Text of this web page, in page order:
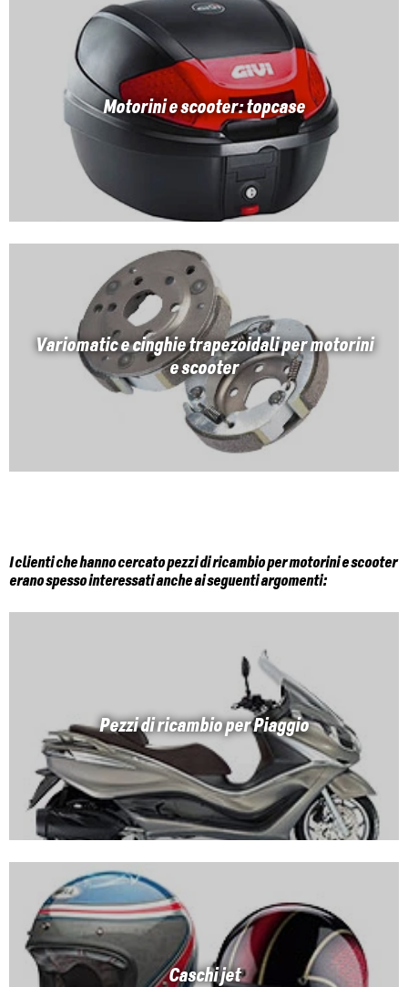
Motorini e scooter: topcase
Variomatic e cinghie trapezoidali per motorini
e scooter
I clienti che hanno cercato pezzi di ricambio per motorini e scooter
erano spesso interessati anche ai seguenti argomenti:
Pezzi di ricambio per Piaggio
Caschi jet